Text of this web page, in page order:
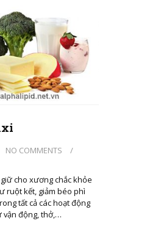
NO COMMENTS
/
cho xương chắc khỏe
ruột kết, giảm béo phì
tất cả các hoạt động
vận động, thở,…